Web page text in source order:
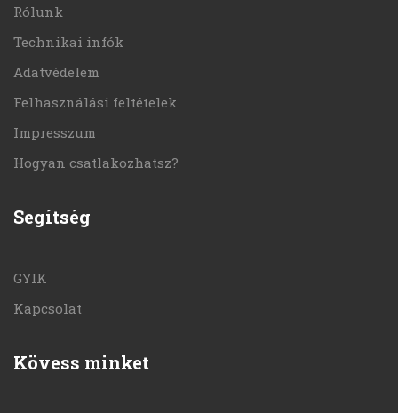
Rólunk
Technikai infók
Adatvédelem
Felhasználási feltételek
Impresszum
Hogyan csatlakozhatsz?
Segítség
GYIK
Kapcsolat
Kövess minket